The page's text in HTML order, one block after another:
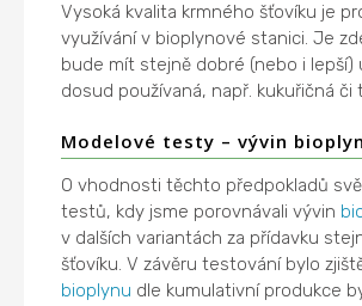
Vysoká kvalita krmného šťovíku je
využívání v bioplynové stanici. Je
bude mít stejně dobré (nebo i lepší)
dosud používaná, např. kukuřičná či
Modelové testy – vývin
O vhodnosti těchto předpokladů
testů, kdy jsme porovnávali vývin
v dalších variantách za přídavku
šťovíku. V závěru testování bylo
bioplynu dle kumulativní produkce